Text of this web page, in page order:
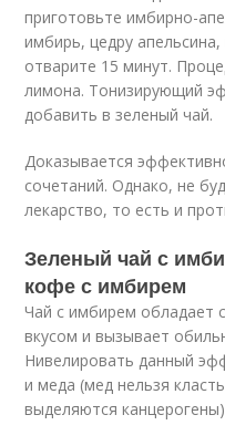
приготовьте имбирно-
имбирь, цедру
отварите 15 минут.
лимона. Тонизирующий
добавить в зеленый чай.
Доказывается
сочетаний. Однако, не
лекарство, то есть и
Зеленый чай с
кофе с имбирем
Чай с имбирем обладает
вкусом и вызывает
Нивелировать данный
и меда (мед нельзя
выделяются